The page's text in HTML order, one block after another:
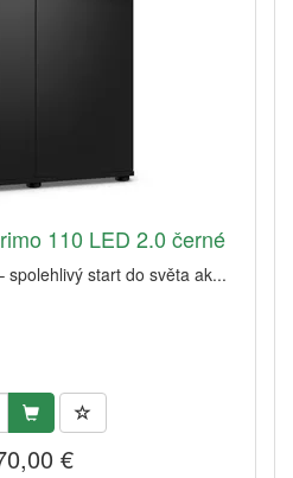
110 LED 2.0 černé
spolehlivý start do světa ak...
€